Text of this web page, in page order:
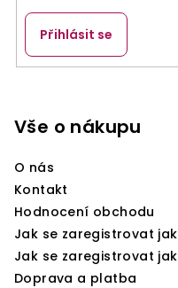
Přihlásit se
Vše o nákupu
O nás
Kontakt
Hodnocení obchodu
Jak se zaregistrovat
Jak se zaregistrovat
Doprava a platba